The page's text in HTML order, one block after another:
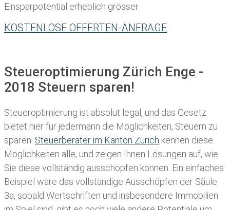
Einsparpotential erheblich grösser.
KOSTENLOSE OFFERTEN-ANFRAGE
Steueroptimierung Zürich Enge -
2018 Steuern sparen!
Steueroptimierung ist absolut legal, und das Gesetz
bietet hier für jedermann die Möglichkeiten, Steuern zu
sparen. Steuerberater im K anton Zürich kennen diese
Möglichkeiten alle, und zeigen Ihnen Lösungen auf, wie
Sie diese vollständig ausschöpfen können. Ein einfaches
Beispiel wäre das vollständige Ausschöpfen der Säule
3a, sobald Wertschriften und insbesondere Immobilien